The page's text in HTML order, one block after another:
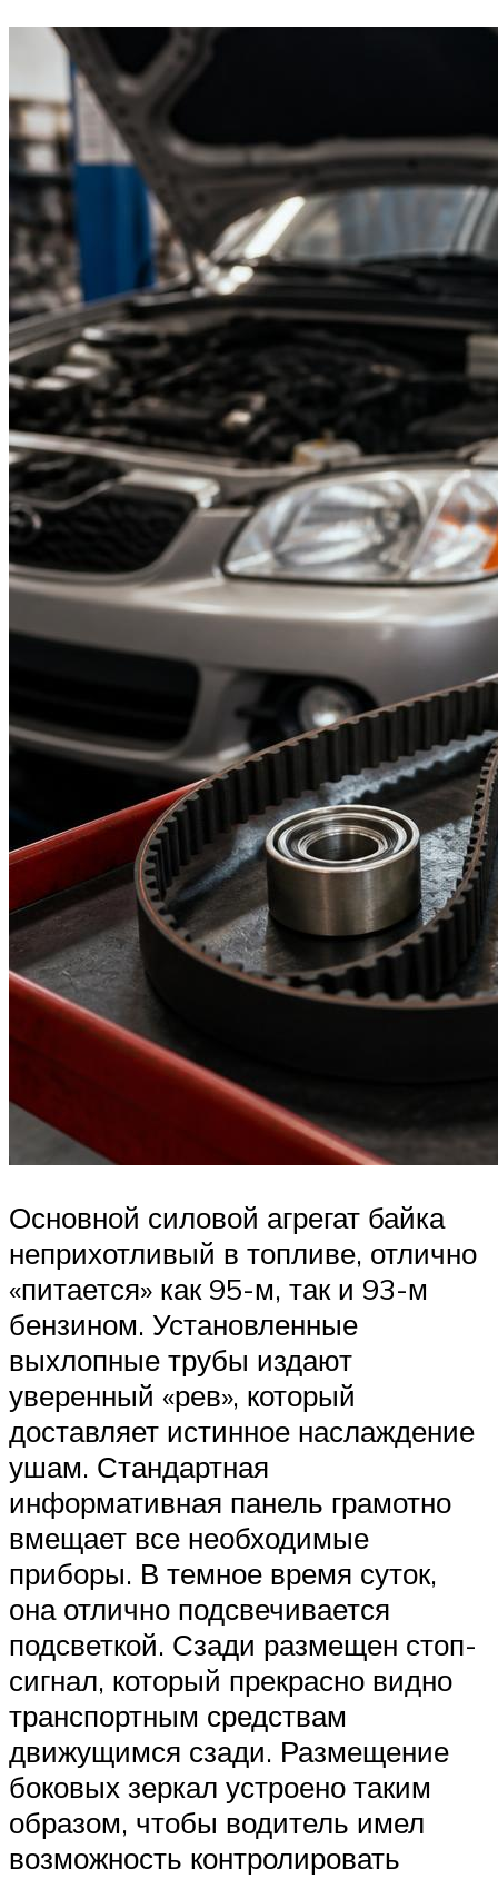
Основной силовой агрегат байка
неприхотливый в топливе, отлично
«питается» как 95-м, так и 93-м
бензином. Установленные
выхлопные трубы издают
уверенный «рев», который
доставляет истинное наслаждение
ушам. Стандартная
информативная панель грамотно
вмещает все необходимые
приборы. В темное время суток,
она отлично подсвечивается
подсветкой. Сзади размещен стоп-
сигнал, который прекрасно видно
транспортным средствам
движущимся сзади. Размещение
боковых зеркал устроено таким
образом, чтобы водитель имел
возможность контролировать